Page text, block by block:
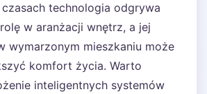
technologia odgrywa
w aranżacji wnętrz, a jej
wymarzonym mieszkaniu może
komfort życia. Warto
inteligentnych systemów